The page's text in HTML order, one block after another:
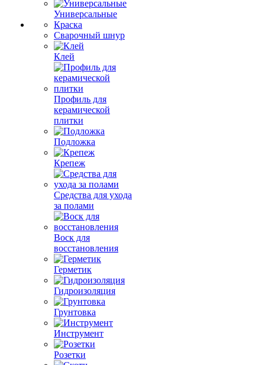
Универсальные
Краска
Сварочный шнур
Клей
Профиль для
керамической
плитки
Подложка
Крепеж
Средства для ухода
за полами
Воск для
восстановления
Герметик
Гидроизоляция
Грунтовка
Инструмент
Розетки